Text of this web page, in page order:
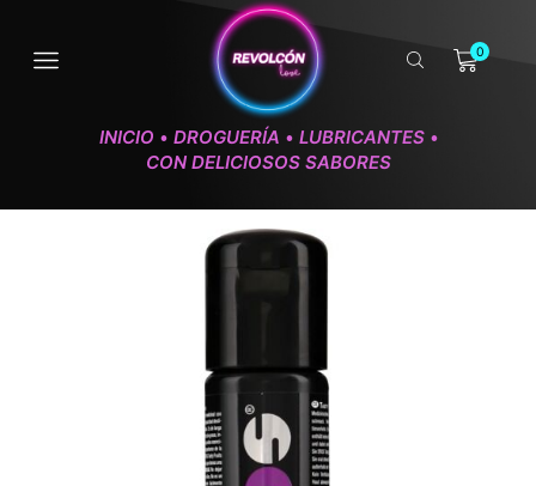
0
INICIO • DROGUERÍA • LUBRICANTES •
CON DELICIOSOS SABORES